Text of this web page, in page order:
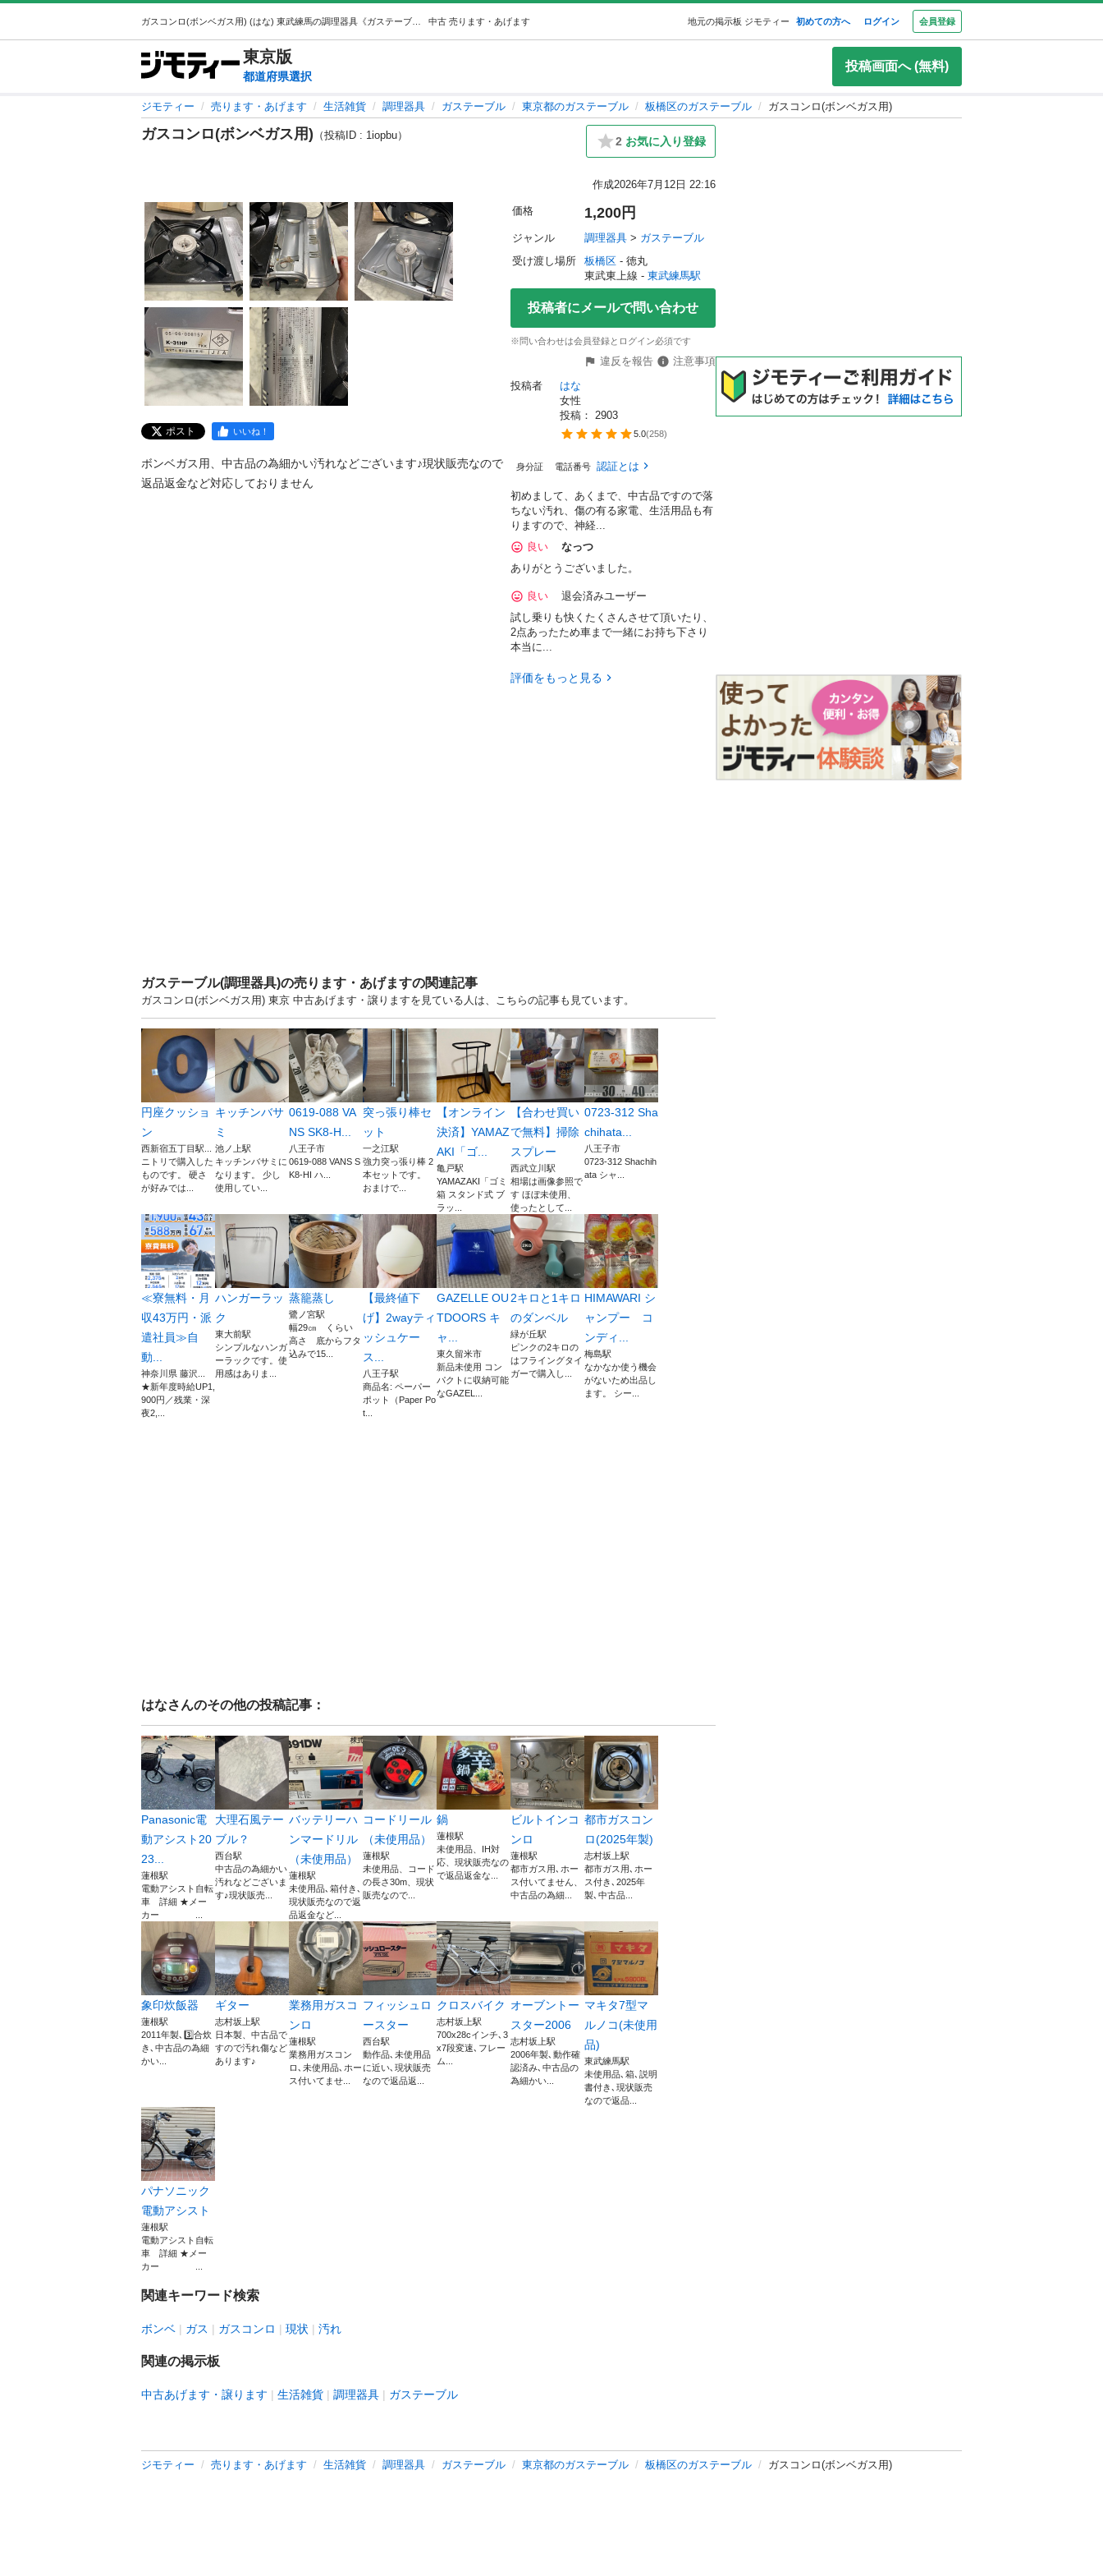
中古 売ります・あげます 地元の掲示板 ジモティー 初めての方へ ログイン 会員登録
東京版
都道府県選択
投稿画面へ (無料)
ジモティー 売ります・あげます 生活雑貨 調理器具 ガステーブル 東京都のガステーブル 板橋区のガステーブル ガスコンロ(ボンベガス用)
ガスコンロ(ボンベガス用) （投稿ID : 1iopbu） 2 お気に入り登録
作成2026年7月12日 22:16
ポスト いいね！
ボンベガス用、中古品の為細かい汚れなどございます♪現状販売なので
返品返金など対応しておりません
価格 1,200円
ジャンル 調理器具 > ガステーブル
受け渡し場所
板橋区 - 徳丸
東武東上線 - 東武練馬駅
投稿者にメールで問い合わせ
※問い合わせは会員登録とログイン必須です
違反を報告
注意事項
投稿者
はな
女性
投稿： 2903
5.0(258)
身分証 電話番号 認証とは
初めまして、あくまで、中古品ですので落
ちない汚れ、傷の有る家電、生活用品も有
りますので、神経...
良い
なっつ
ありがとうございました。
良い
退会済みユーザー
試し乗りも快くたくさんさせて頂いたり、
2点あったため車まで一緒にお持ち下さり
本当に...
評価をもっと見る
ガステーブル(調理器具)の売ります・あげますの関連記事
ガスコンロ(ボンベガス用) 東京 中古あげます・譲りますを見ている人は、こちらの記事も見ています。
円座クッショ
ン
西新宿五丁目駅...
ニトリで購入した
ものです。 硬さ
が好みでは...
キッチンバサ
ミ
池ノ上駅
キッチンバサミに
なります。 少し
使用してい...
0619-088 VA
NS SK8-H...
八王子市
0619-088 VANS S
K8-HI ハ...
突っ張り棒セ
ット
一之江駅
強力突っ張り棒 2
本セットです。
おまけで...
【オンライン
決済】YAMAZ
AKI「ゴ...
亀戸駅
YAMAZAKI「ゴミ
箱 スタンド式 ブ
ラッ...
【合わせ買い
で無料】掃除
スプレー
西武立川駅
相場は画像参照で
す ほぼ未使用、
使ったとして...
0723-312 Sha
chihata...
八王子市
0723-312 Shachih
ata シャ...
≪寮無料・月
収43万円・派
遣社員≫自
動...
神奈川県 藤沢...
★新年度時給UP1,
900円／残業・深
夜2,...
ハンガーラッ
ク
東大前駅
シンプルなハンガ
ーラックです。使
用感はありま...
蒸籠蒸し
鷺ノ宮駅
幅29㎝ くらい
高さ 底からフタ
込みで15...
【最終値下
げ】2wayティ
ッシュケー
ス...
八王子駅
商品名: ペーパー
ポット（Paper Po
t...
GAZELLE OU
TDOORS キ
ャ...
東久留米市
新品未使用 コン
パクトに収納可能
なGAZEL...
2キロと1キロ
のダンベル
緑が丘駅
ピンクの2キロの
はフライングタイ
ガーで購入し...
HIMAWARI シ
ャンプー コ
ンディ...
梅島駅
なかなか使う機会
がないため出品し
ます。 シー...
はなさんのその他の投稿記事：
Panasonic電
動アシスト20
23...
蓮根駅
電動アシスト自転
車 詳細 ★メー
カー ...
大理石風テー
ブル？
西台駅
中古品の為細かい
汚れなどございま
す♪現状販売...
バッテリーハ
ンマードリル
（未使用品）
蓮根駅
未使用品､箱付き､
現状販売なので返
品返金など...
コードリール
（未使用品）
蓮根駅
未使用品、コード
の長さ30m、現状
販売なので...
鍋
蓮根駅
未使用品、IH対
応、現状販売なの
で返品返金な...
ビルトインコ
ンロ
蓮根駅
都市ガス用､ホー
ス付いてません、
中古品の為細...
都市ガスコン
ロ(2025年製)
志村坂上駅
都市ガス用､ホー
ス付き､2025年
製､中古品...
象印炊飯器
蓮根駅
2011年製､3️⃣合炊
き､中古品の為細
かい...
ギター
志村坂上駅
日本製、中古品で
すので汚れ傷など
あります♪
業務用ガスコ
ンロ
蓮根駅
業務用ガスコン
ロ､未使用品､ホー
ス付いてませ...
フィッシュロ
ースター
西台駅
動作品､未使用品
に近い､現状販売
なので返品返...
クロスバイク
志村坂上駅
700x28cインチ､3
x7段変速､フレー
ム...
オーブントー
スター2006
志村坂上駅
2006年製､動作確
認済み､中古品の
為細かい...
マキタ7型マ
ルノコ(未使用
品)
東武練馬駅
未使用品､箱､説明
書付き､現状販売
なので返品...
パナソニック
電動アシスト
蓮根駅
電動アシスト自転
車 詳細 ★メー
カー ...
関連キーワード検索
ボンベ ガス ガスコンロ 現状 汚れ
関連の掲示板
中古あげます・譲ります 生活雑貨 調理器具 ガステーブル
ジモティー 売ります・あげます 生活雑貨 調理器具 ガステーブル 東京都のガステーブル 板橋区のガステーブル ガスコンロ(ボンベガス用)